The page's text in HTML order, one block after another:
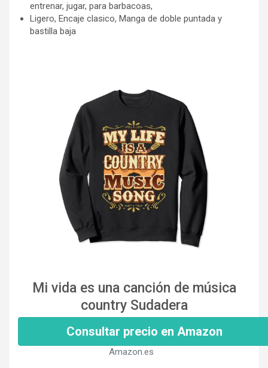
entrenar, jugar, para barbacoas,
Ligero, Encaje clasico, Manga de doble puntada y
bastilla baja
Mi vida es una canción de música
country Sudadera
Consultar precio en Amazon
Amazon.es